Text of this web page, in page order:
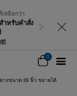
เหนือกว่า
สำหรับคำสั่ง
!
ถัดไป
0
ทางขนาด 29 นิ้ว ขยายได้